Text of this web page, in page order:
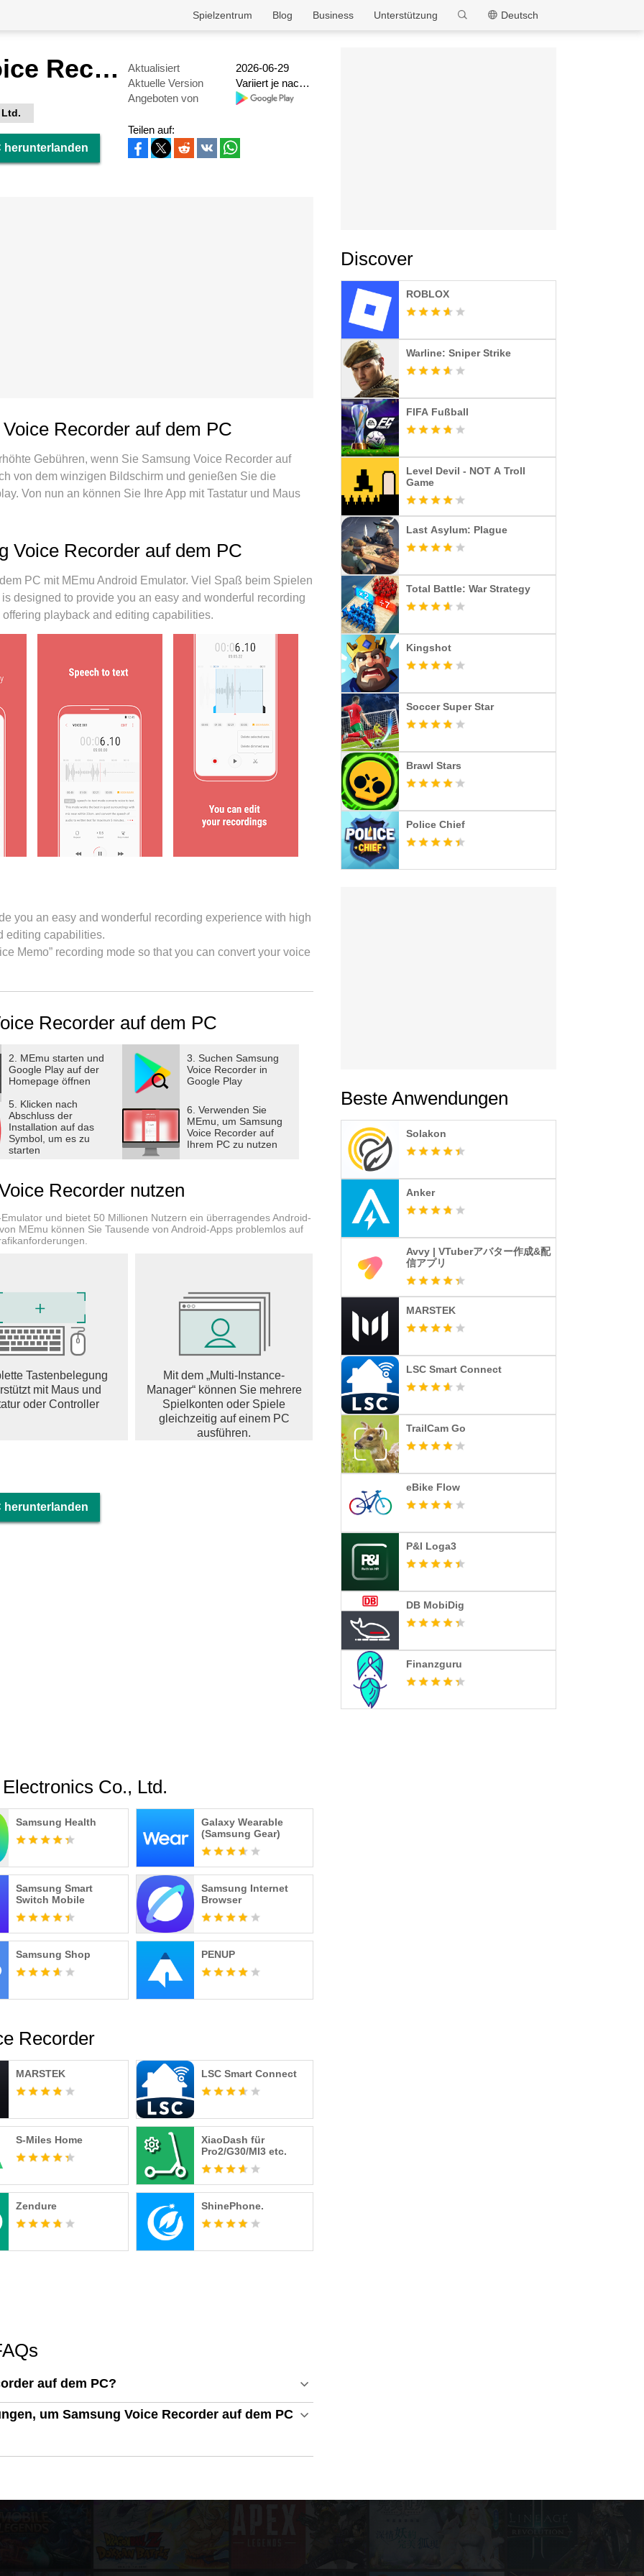
MEmu
Deutsch
Unterstützung
Business
Blog
Spielzentrum
Samsung Voice Recorder Aktualisiert
2026-06-29
Aktuelle Version
Variiert je nach Gerät
Angeboten von
herunterlanden
Teilen auf:
Recorder auf dem PC
Gebühren, wenn Sie Samsung Voice Recorder auf
von dem winzigen Bildschirm und genießen Sie die
Von nun an können Sie Ihre App mit Tastatur und Maus
die überraschenden Funktionen, die Sie erwartet haben:
brandneue MEmu 9 ist die beste Wahl für die Nutzung von
unserer Absorption kodiert, ermöglicht der Multi-Instanz-
zur gleichen Zeit. Und das Wichtigste, unsere exklusive
PCs freisetzen und alles reibungslos und angenehm
Voice Recorder auf dem PC
PC mit MEmu Android Emulator. Viel Spaß beim Spielen
designed to provide you an easy and wonderful recording
playback and editing capabilities.
you an easy and wonderful recording experience with high
editing capabilities.
Memo” recording mode so that you can convert your voice
and bottom of your device will be activated to capture
it also displays dual waveform accordingly.
it to on-screen text, so called STT.
pressing HOME button.
from Recordings LIST.
Messages, OneDrive, WhatsApp, etc.
Model
which is pre-installed app.
allowed.
recording and provide Voice Label function
Recorder auf dem PC
2. MEmu starten und
Google Play auf der
Homepage öffnen
3. Suchen Samsung
Voice Recorder in
Google Play
5. Klicken nach
Abschluss der
Installation auf das
Symbol, um es zu
starten
6. Verwenden Sie
MEmu, um Samsung
Voice Recorder auf
Ihrem PC zu nutzen
Recorder nutzen
und bietet 50 Millionen Nutzern ein überragendes Android-
MEmu können Sie Tausende von Android-Apps problemlos auf
Tastenbelegung
mit Maus und
oder Controller
Mit dem „Multi-Instance-
Manager“ können Sie mehrere
Spielkonten oder Spiele
gleichzeitig auf einem PC
ausführen.
herunterlanden
Co., Ltd.
Samsung Health
Galaxy Wearable
(Samsung Gear)
Samsung Smart
Switch Mobile
Samsung Internet
Browser
Samsung Shop PENUP
Recorder
MARSTEK LSC Smart Connect
S-Miles Home
XiaoDash für
Pro2/G30/MI3 etc.
Zendure ShinePhone.
auf dem PC?
um Samsung Voice Recorder auf dem PC
Discover
ROBLOX
Warline: Sniper Strike
FIFA Fußball
Level Devil - NOT A Troll
Game
Last Asylum: Plague
Total Battle: War Strategy
Kingshot
Soccer Super Star
Brawl Stars
Police Chief
Beste Anwendungen
Solakon
Anker
Avvy | VTuberアバター作成&配
信アプリ
MARSTEK
LSC Smart Connect
TrailCam Go
eBike Flow
P&I Loga3
DB MobiDig
Finanzguru